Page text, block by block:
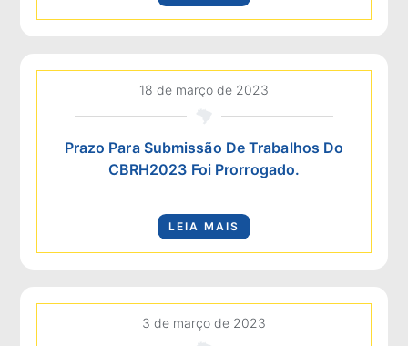
18 de março de 2023
Prazo Para Submissão De Trabalhos Do
CBRH2023 Foi Prorrogado.
LEIA MAIS
3 de março de 2023